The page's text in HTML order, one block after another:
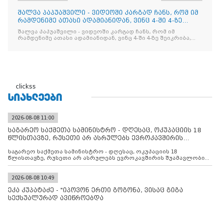
შალვა პაპუაშვილი - ვიდეოში კარგად ჩანს, რომ იმ
რამდენიმე ათასი ადამიანიდან, ვინც 4-ში 4-ზე
შეიკრიბა,
შალვა პაპუაშვილი - ვიდეოში კარგად ჩანს, რომ იმ
რამდენიმე ათასი ადამიანიდან, ვინც 4-ში 4-ზე შეიკრიბა,
clickss
ᲡᲘᲐᲮᲚᲔᲔᲑᲘ
2026-08-08 11:00
საგარეო საქმეთა სამინისტრო - დღესაც, ოკუპაციის 18
წლისთავზე, რუსეთი არ ასრულებს ევროკავშირის
საგარეო საქმეთა სამინისტრო - დღესაც, ოკუპაციის 18
წლისთავზე, რუსეთი არ ასრულებს ევროკავშირის შუამავლობით
დადებულ 2008 წლის 12 აგვისტოს ცეცხლის შეწყვეტის
კონტროლს ოკუპირებულ რეგიონებში, აგრძელებს მათი
მილიტარიზაციის პროცესს და აქტიურად დგამს ნაბიჯებს მათი
ფაქტობრივი ანექსიისკენ
2026-08-08 10:49
ეკა კუპატაძე - "იპოვონ ერთი გოგონა, ვისაც გიგა
სექსუალურად ავიწროებდა